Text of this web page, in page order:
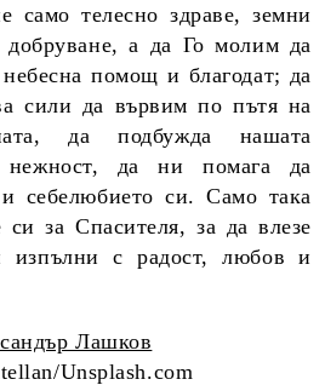
само телесно здраве, земни
добру­ване, а да Го молим да
помощ и благодат; да
сили да вървим по пътя на
да подбужда нашата
нежност, да ни помага да
себелюбието си. Само така
за Спасителя, за да влезе
с радост, любов и
Лашков
Unsplash.com